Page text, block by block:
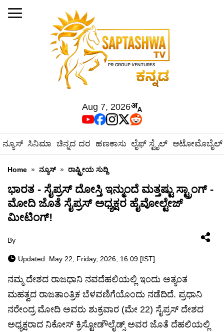
Aug 7, 2026
ನ್ಯೂಸ್ ಸಿನಿಮಾ ಚಿನ್ನದ ದರ ಹಣಕಾಸು ಲೈಫ್ ಸ್ಟೈಲ್ ಆಟೋಮೊಬೈಲ್
Home » ನ್ಯೂಸ್ » ರಾಷ್ಟ್ರೀಯ ಸುದ್ದಿ
ಭಾರತ - ಸೈಪ್ರಸ್ ದೋಸ್ತಿ ಇನ್ಮುಂದೆ ಮತ್ತಷ್ಟು ಸ್ಟ್ರಾಂಗ್ -
ಮೋದಿ ಜೊತೆ ಸೈಪ್ರಸ್ ಅಧ್ಯಕ್ಷರ ಹೈವೋಲ್ಟೇಜ್
ಮೀಟಿಂಗ್!
By
Updated: May 22, Friday, 2026, 16:09 [IST]
ನಮ್ಮ ದೇಶದ ರಾಜಧಾನಿ ನವದೆಹಲಿಯಲ್ಲಿ ಇಂದು ಅತ್ಯಂತ
ಮಹತ್ವದ ರಾಜತಾಂತ್ರಿಕ ಬೆಳವಣಿಗೆಯೊಂದು ನಡೆದಿದೆ. ಪ್ರಧಾನಿ
ನರೇಂದ್ರ ಮೋದಿ ಅವರು ಶುಕ್ರವಾರ (ಮೇ 22) ಸೈಪ್ರಸ್ ದೇಶದ
ಅಧ್ಯಕ್ಷರಾದ ನಿಕೋಸ್ ಕ್ರಿಸ್ಟೋಡೌಲೈಡ್ಸ್ ಅವರ ಜೊತೆ ದೆಹಲಿಯಲ್ಲಿ